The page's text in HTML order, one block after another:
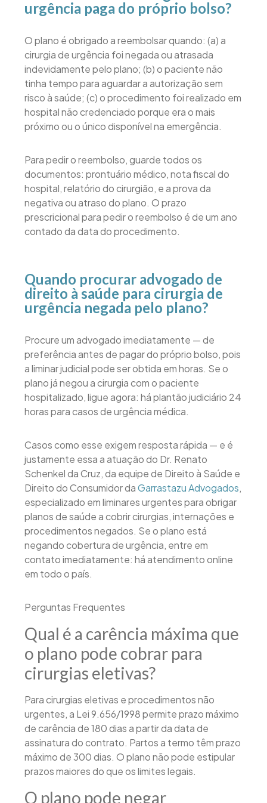
urgência paga do próprio bolso?
O plano é obrigado a reembolsar quando: (a) a
cirurgia de urgência foi negada ou atrasada
indevidamente pelo plano; (b) o paciente não
tinha tempo para aguardar a autorização sem
risco à saúde; (c) o procedimento foi realizado em
hospital não credenciado porque era o mais
próximo ou o único disponível na emergência.
Para pedir o reembolso, guarde todos os
documentos: prontuário médico, nota fiscal do
hospital, relatório do cirurgião, e a prova da
negativa ou atraso do plano. O prazo
prescricional para pedir o reembolso é de um ano
contado da data do procedimento.
Quando procurar advogado de
direito à saúde para cirurgia de
urgência negada pelo plano?
Procure um advogado imediatamente — de
preferência antes de pagar do próprio bolso, pois
a liminar judicial pode ser obtida em horas. Se o
plano já negou a cirurgia com o paciente
hospitalizado, ligue agora: há plantão judiciário 24
horas para casos de urgência médica.
Casos como esse exigem resposta rápida — e é
justamente essa a atuação do Dr. Renato
Schenkel da Cruz, da equipe de Direito à Saúde e
Direito do Consumidor daGarrastazu Advogados,
especializado em liminares urgentes para obrigar
planos de saúde a cobrir cirurgias, internações e
procedimentos negados. Se o plano está
negando cobertura de urgência, entre em
contato imediatamente: há atendimento online
em todo o país.
Perguntas Frequentes
Qual é a carência máxima que
o plano pode cobrar para
cirurgias eletivas?
Para cirurgias eletivas e procedimentos não
urgentes, a Lei 9.656/1998 permite prazo máximo
de carência de 180 dias a partir da data de
assinatura do contrato. Partos a termo têm prazo
máximo de 300 dias. O plano não pode estipular
prazos maiores do que os limites legais.
O plano pode negar